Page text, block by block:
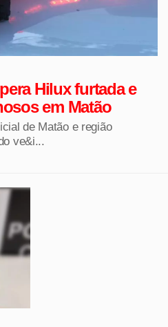
Hilux furtada e
em Matão
de Matão e região
ve&i...